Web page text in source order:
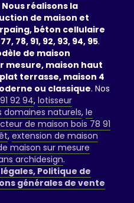
réalisons la
de maison et
béton cellulaire
78, 91, 92, 93, 94, 95.
de maison
mesure, maison haut
terrasse, maison 4
ou classique. Nos
92 94, lotisseur
domaines naturels, le
de maison bois 78 91
, extension de maison
maison sur mesure
archidesign.
Politique de
générales de vente